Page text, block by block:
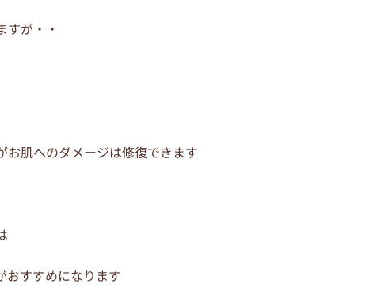
すが・・
お肌へのダメージは修復できます
おすすめになります